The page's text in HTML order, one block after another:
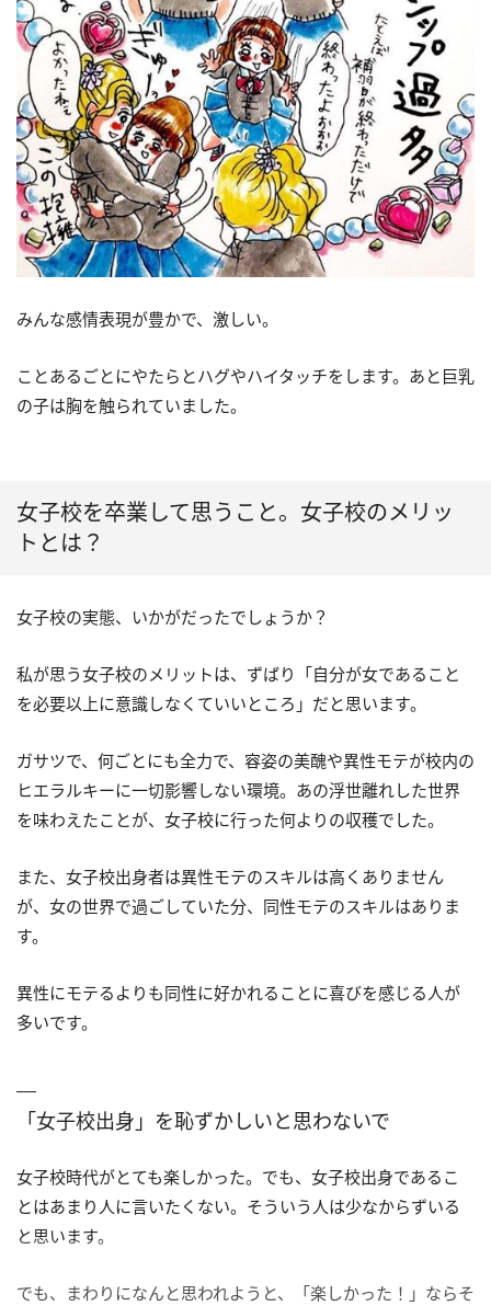
みんな感情表現が豊かで、激しい。
ことあるごとにやたらとハグやハイタッチをします。あと巨乳
の子は胸を触られていました。
女子校を卒業して思うこと。女子校のメリッ
トとは？
女子校の実態、いかがだったでしょうか？
私が思う女子校のメリットは、ずばり「自分が女であること
を必要以上に意識しなくていいところ」だと思います。
ガサツで、何ごとにも全力で、容姿の美醜や異性モテが校内の
ヒエラルキーに一切影響しない環境。あの浮世離れした世界
を味わえたことが、女子校に行った何よりの収穫でした。
また、女子校出身者は異性モテのスキルは高くありません
が、女の世界で過ごしていた分、同性モテのスキルはありま
す。
異性にモテるよりも同性に好かれることに喜びを感じる人が
多いです。
「女子校出身」を恥ずかしいと思わないで
女子校時代がとても楽しかった。でも、女子校出身であるこ
とはあまり人に言いたくない。そういう人は少なからずいる
と思います。
でも、まわりになんと思われようと、「楽しかった！」ならそ